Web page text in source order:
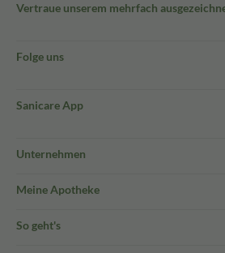
Vertraue unserem mehrfach
Folge uns
Sanicare App
Unternehmen
Meine Apotheke
So geht's